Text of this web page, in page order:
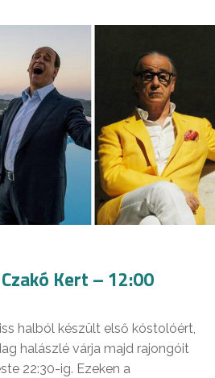
Kert – 12:00
halból készült első kóstolóért,
halászlé várja majd rajongóit
22:30-ig. Ezeken a